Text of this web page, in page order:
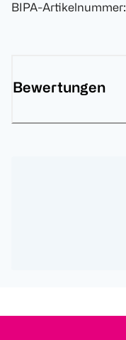
BIPA-Artikelnummer:
Bewertungen